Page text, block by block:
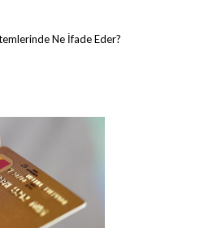
Ne İfade Eder?